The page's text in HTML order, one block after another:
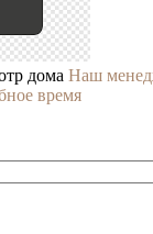
дома Наш
время